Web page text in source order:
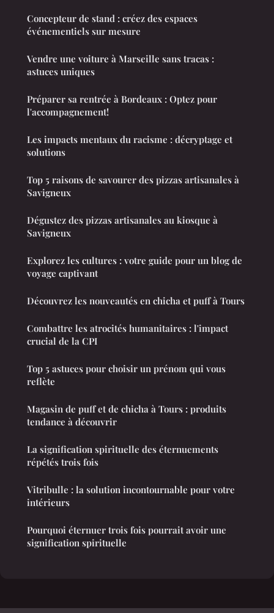
Concepteur de stand : créez des espaces
événementiels sur mesure
Vendre une voiture à Marseille sans tracas :
astuces uniques
Préparer sa rentrée à Bordeaux : Optez pour
l'accompagnement!
Les impacts mentaux du racisme : décryptage et
solutions
Top 5 raisons de savourer des pizzas artisanales à
Savigneux
Dégustez des pizzas artisanales au kiosque à
Savigneux
Explorez les cultures : votre guide pour un blog de
voyage captivant
Découvrez les nouveautés en chicha et puff à Tours
Combattre les atrocités humanitaires : l'impact
crucial de la CPI
Top 5 astuces pour choisir un prénom qui vous
reflète
Magasin de puff et de chicha à Tours : produits
tendance à découvrir
La signification spirituelle des éternuements
répétés trois fois
Vitribulle : la solution incontournable pour votre
intérieurs
Pourquoi éternuer trois fois pourrait avoir une
signification spirituelle